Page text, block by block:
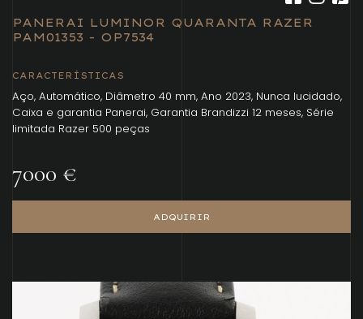
PANERAI LUMINOR QUARANTA RAZER
PAM01353 - OP7534
CARACTERÍSTICAS
Aço, Automático, Diâmetro 40 mm, Ano 2023, Nunca lucidado,
Caixa e garantia Panerai, Garantia Brandizzi 12 meses, Série
limitada Razer 500 peças
7000 €
ADQUIRIR